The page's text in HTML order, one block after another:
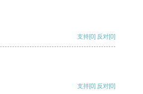
支持[0] 反对[0]
支持[0] 反对[0]